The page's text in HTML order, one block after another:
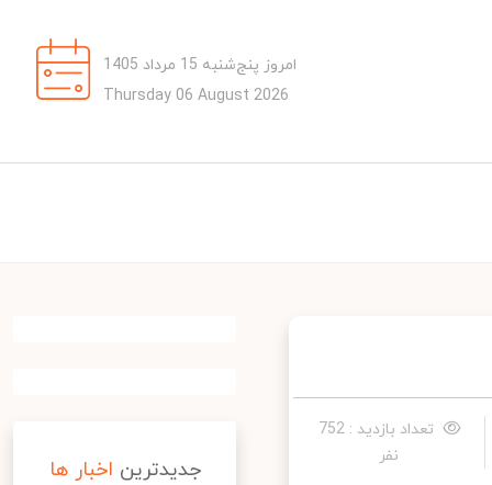
امروز پنج‌شنبه 15 مرداد 1405
Thursday 06 August 2026
تعداد بازدید : 752
نفر
جدیدترین اخبار ها